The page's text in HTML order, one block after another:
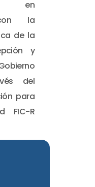
en
la
de la
y
del
para
FIC-R